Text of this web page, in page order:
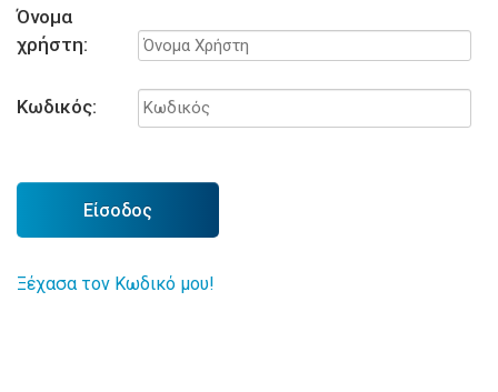
Όνομα
χρήστη:
Κωδικός:
Είσοδος
Ξέχασα τον Κωδικό μου!